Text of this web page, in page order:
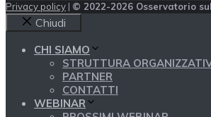
Privacy policy | © 2022-2026 Osservatorio
Chiudi
CHI SIAMO
STRUTTURA
PARTNER
CONTATTI
WEBINAR